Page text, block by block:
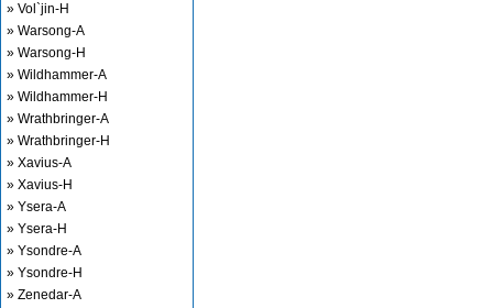
» Vol`jin-H
» Warsong-A
» Warsong-H
» Wildhammer-A
» Wildhammer-H
» Wrathbringer-A
» Wrathbringer-H
» Xavius-A
» Xavius-H
» Ysera-A
» Ysera-H
» Ysondre-A
» Ysondre-H
» Zenedar-A